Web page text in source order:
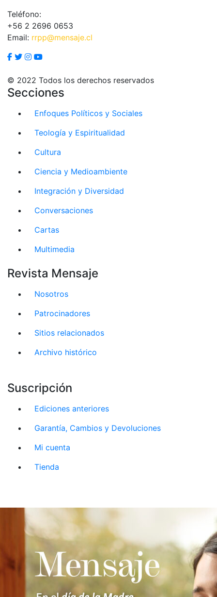
Teléfono:
+56 2 2696 0653
Email: rrpp@mensaje.cl
© 2022 Todos los derechos reservados
Secciones
Enfoques Políticos y Sociales
Teología y Espiritualidad
Cultura
Ciencia y Medioambiente
Integración y Diversidad
Conversaciones
Cartas
Multimedia
Revista Mensaje
Nosotros
Patrocinadores
Sitios relacionados
Archivo histórico
Suscripción
Ediciones anteriores
Garantía, Cambios y Devoluciones
Mi cuenta
Tienda